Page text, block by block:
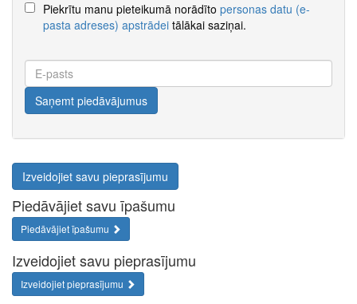
Piekrītu manu pieteikumā norādīto personas datu (e-
pasta adreses) apstrādei tālākai saziņai.
E-
pasts
Saņemt piedāvājumus
Izveidojiet savu pieprasījumu
Piedāvājiet savu īpašumu
Piedāvājiet īpašumu
Izveidojiet savu pieprasījumu
Izveidojiet pieprasījumu